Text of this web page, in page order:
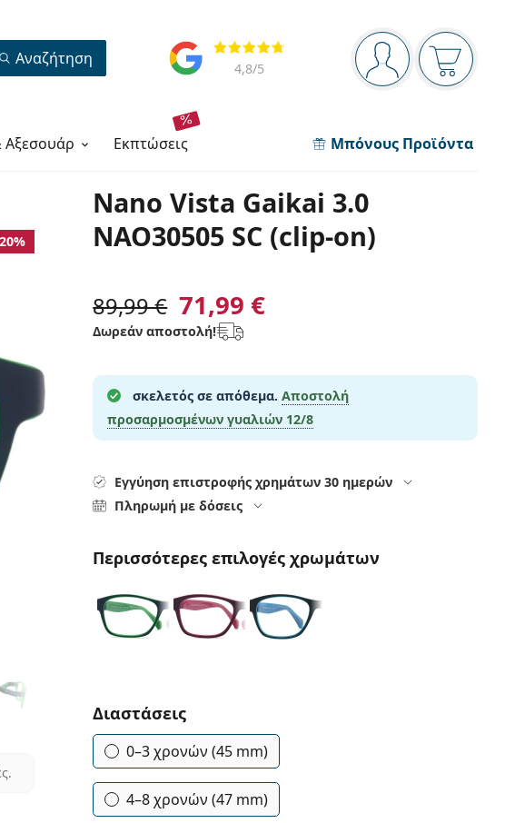
Πίνακας πλοήγησης
Είστε
Το
Αξιολογήσεις
4,8/5
Αναζήτηση
Αξεσουάρ εκπτώσεις Μπόνους Προϊόντα
Nano Vista Gaikai 3.0
NAO30505 SC (clip-on)
89,99 € 71,99 €
Δωρεάν αποστολή!
σκελετός σε απόθεμα. Αποστολή
προσαρμοσμένων γυαλιών 12/8
Εγγύηση επιστροφής χρημάτων 30 ημερών
Πληρωμή με δόσεις
Περισσότερες επιλογές χρωμάτων
Συμπληρώστε τις παράμετρους
Διαστάσεις
0–3 χρονών (45 mm)
4–8 χρονών (47 mm)